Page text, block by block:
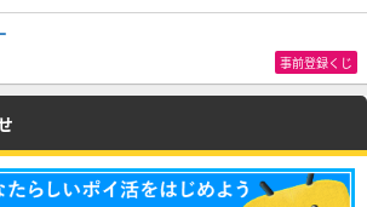
事前登録くじ